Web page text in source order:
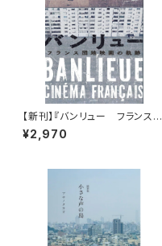
【新刊】『バンリュー フランス団
地映画の軌跡』陣野俊史（サイン
本）
¥2,970